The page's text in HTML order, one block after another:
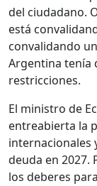
del ciudadano.
está
convalidando
Argentina tenía
restricciones.
El ministro de
entreabierta la
internacionales
deuda en 2027.
los deberes